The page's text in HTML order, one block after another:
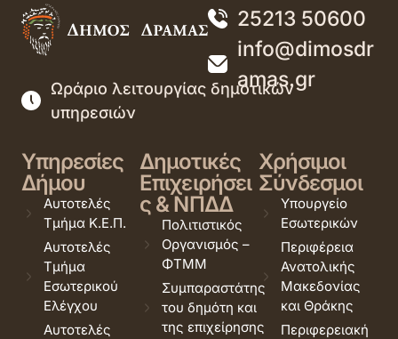
25213 50600
info@dimosdr
amas.gr
Ωράριο λειτουργίας δημοτικών
υπηρεσιών
Υπηρεσίες
Δήμου
Αυτοτελές
Τμήμα Κ.Ε.Π.
Αυτοτελές
Τμήμα
Εσωτερικού
Ελέγχου
Αυτοτελές
Δημοτικές
Επιχειρήσει
ς & ΝΠΔΔ
Πολιτιστικός
Οργανισμός –
ΦΤΜΜ
Συμπαραστάτης
του δημότη και
της επιχείρησης
Χρήσιμοι
Σύνδεσμοι
Υπουργείο
Εσωτερικών
Περιφέρεια
Ανατολικής
Μακεδονίας
και Θράκης
Περιφερειακή